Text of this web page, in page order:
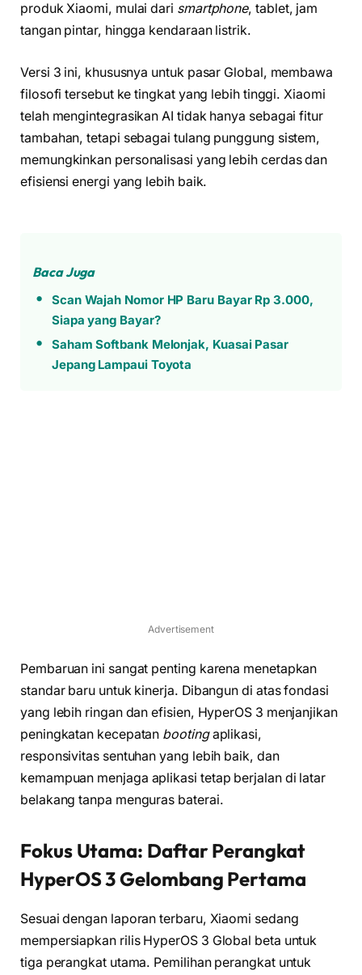
produk Xiaomi, mulai dari smartphone, tablet, jam
tangan pintar, hingga kendaraan listrik.
Versi 3 ini, khususnya untuk pasar Global, membawa
filosofi tersebut ke tingkat yang lebih tinggi. Xiaomi
telah mengintegrasikan AI tidak hanya sebagai fitur
tambahan, tetapi sebagai tulang punggung sistem,
memungkinkan personalisasi yang lebih cerdas dan
efisiensi energi yang lebih baik.
Baca Juga
Scan Wajah Nomor HP Baru Bayar Rp 3.000,
Siapa yang Bayar?
Saham Softbank Melonjak, Kuasai Pasar
Jepang Lampaui Toyota
Advertisement
Pembaruan ini sangat penting karena menetapkan
standar baru untuk kinerja. Dibangun di atas fondasi
yang lebih ringan dan efisien, HyperOS 3 menjanjikan
peningkatan kecepatan bootingaplikasi,
responsivitas sentuhan yang lebih baik, dan
kemampuan menjaga aplikasi tetap berjalan di latar
belakang tanpa menguras baterai.
Fokus Utama: Daftar Perangkat
HyperOS 3 Gelombang Pertama
Sesuai dengan laporan terbaru, Xiaomi sedang
mempersiapkan rilis HyperOS 3 Global beta untuk
tiga perangkat utama. Pemilihan perangkat untuk